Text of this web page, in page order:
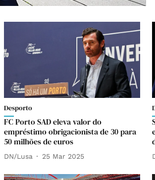
Desporto
FC Porto SAD eleva valor do
empréstimo obrigacionista de 30 para
50 milhões de euros
DN/Lusa 25 Mar 2025